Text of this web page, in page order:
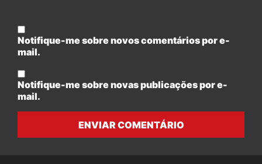
Notifique-me sobre novos comentários por e-
mail.
Notifique-me sobre novas publicações por e-
mail.
ENVIAR COMENTÁRIO